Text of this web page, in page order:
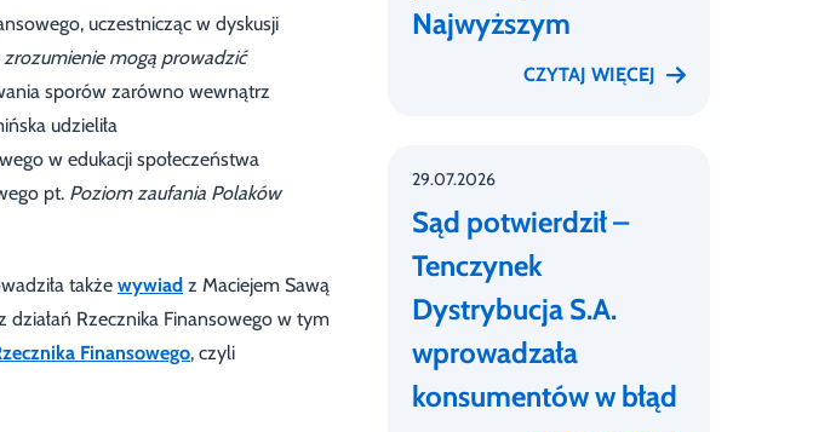
uczestnicząc w dyskusji
zrozumienie mogą prowadzić
sporów zarówno wewnątrz
udzieliła
w edukacji społeczeństwa
pt. Poziom zaufania Polaków
także wywiad z Maciejem Sawą
Rzecznika Finansowego w tym
Finansowego, czyli
Najwyższym
CZYTAJ WIĘCEJ
29.07.2026
Sąd potwierdził –
Tenczynek
Dystrybucja S.A.
wprowadzała
konsumentów w błąd